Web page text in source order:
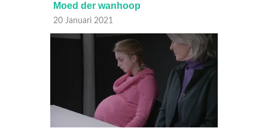
Moed der wanhoop
20 Januari 2021